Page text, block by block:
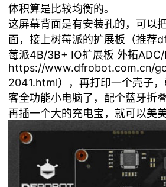
体积算是比较均衡的。
这屏幕背面是有安装孔的，可以
面，接上树莓派的扩展板（推荐
莓派4B/3B+ IO扩展板 外拓
https://www.dfrobot.com.cn/
2041.html），再打印一个壳子
客全功能小电脑了，配个蓝牙折
再插一个大的充电宝，就可以美